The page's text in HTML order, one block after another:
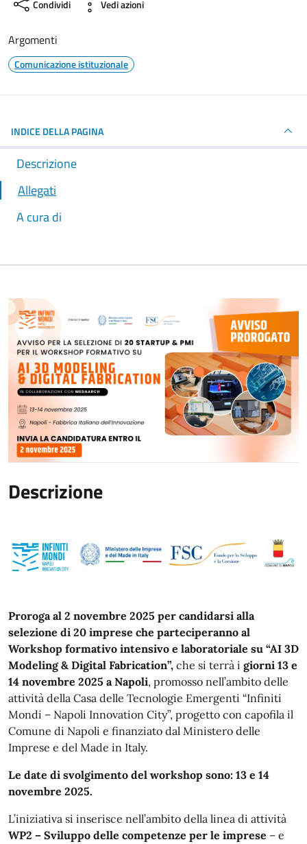
Condividi Vedi azioni
Argomenti
Comunicazione istituzionale
INDICE DELLA PAGINA
Descrizione
Allegati
A cura di
Descrizione
Proroga al 2 novembre 2025 per candidarsi alla
selezione di 20 imprese che parteciperanno al
Workshop formativo intensivo e laboratoriale su “AI 3D
Modeling & Digital Fabrication”, che si terrà i giorni 13 e
14 novembre 2025 a Napoli, promosso nell’ambito delle
attività della Casa delle Tecnologie Emergenti “Infiniti
Mondi – Napoli Innovation City”, progetto con capofila il
Comune di Napoli e finanziato dal Ministero delle
Imprese e del Made in Italy.
Le date di svolgimento del workshop sono: 13 e 14
novembre 2025.
L’iniziativa si inserisce nell’ambito della linea di attività
WP2 – Sviluppo delle competenze per le imprese – e